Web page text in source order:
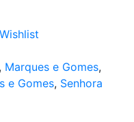
, Marques e Gomes,
e Gomes, Senhora